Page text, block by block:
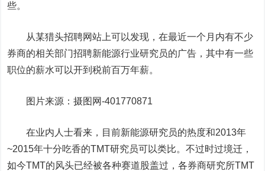
些。
从某猎头招聘网站上可以发现，在最近一个月内有不少
券商的相关部门招聘新能源行业研究员的广告，其中有一些
职位的薪水可以开到税前百万年薪。
图片来源：摄图网-401770871
在业内人士看来，目前新能源研究员的热度和2013年
~2015年十分吃香的TMT研究员可以类比。不过时过境迁，
如今TMT的风头已经被各种赛道股盖过，各券商研究所TMT